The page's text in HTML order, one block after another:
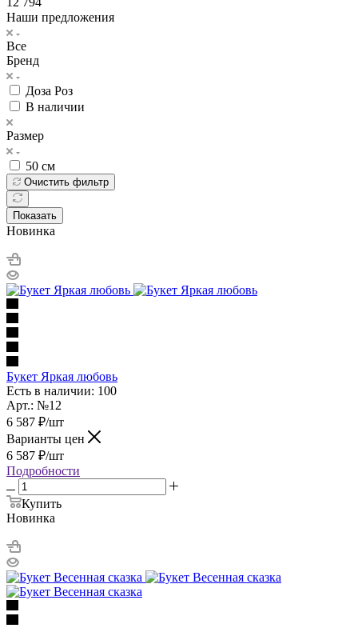
Наши предложения
Все
Бренд
Доза Роз
В наличии
Размер
50 см
Очистить фильтр
Показать
Новинка
Букет Яркая любовь
Есть в наличии: 100
Арт.: №12
6 587 ₽/шт
Варианты цен
6 587 ₽/шт
Подробности
Купить
Новинка